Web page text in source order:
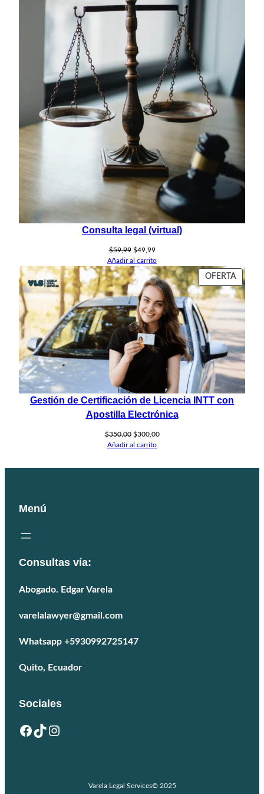
Consulta legal (virtual)
$59,99 El
precio
original
era:
$59,99.
$49,99El
precio
actual
es:
$49,99.
Añadir al carrito
OFERTA
EN
Gestión de Certificación de Licencia INTT con
Apostilla Electrónica
$350,00 El
precio
$300,00El
Añadir al carrito
Menú
Consultas vía:
Abogado. Edgar Varela
varelalawyer@gmail.com
Whatsapp +5930992725147
Quito, Ecuador
Sociales
Facebook TikTok Instagram
Varela Legal Services© 2025